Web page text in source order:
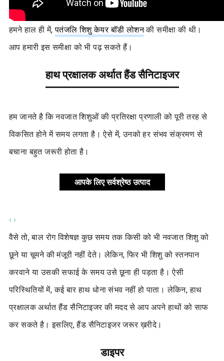
हमने हाल ही में,पतंजलि शिशु केयर बॉडी लोशनकी समीक्षा की थी।
आप हमारी इस समीक्षा को भी पढ़ सकते हैं।
हाथ प्रक्षालक अर्थात हैंड सैनिटाइजर
हम जानते है कि नवजात शिशुओं की प्रतिरक्षा प्रणाली को पूरी तरह से
विकसित होने में समय लगता है। ऐसे में, उनको हर संभव संक्रमण से
बचाना बहुत जरूरी होता है।
आपके लिए सर्वश्रेष्ठ उत्पाद
‹ ›
वैसे तो, बाल रोग विशेषज्ञ कुछ समय तक किसी को भी नवजात शिशु को
छूने या चूमने की मंजूरी नहीं देते। लेकिन, फिर भी शिशु को स्तनपान
करवाने या उसकी सफाई के समय उसे छूना ही पड़ता है। ऐसी
परिस्थितियों में, कई बार हाथ धोना संभव नहीं हो पाता। लेकिन, हाथ
प्रक्षालक अर्थात हैंड सैनिटाइजर की मदद से आप अपने हाथों को साफ
कर सकते है। इसलिए, हैंड सैनिटाइजर जरूर ख़रीदे।
डाइपर